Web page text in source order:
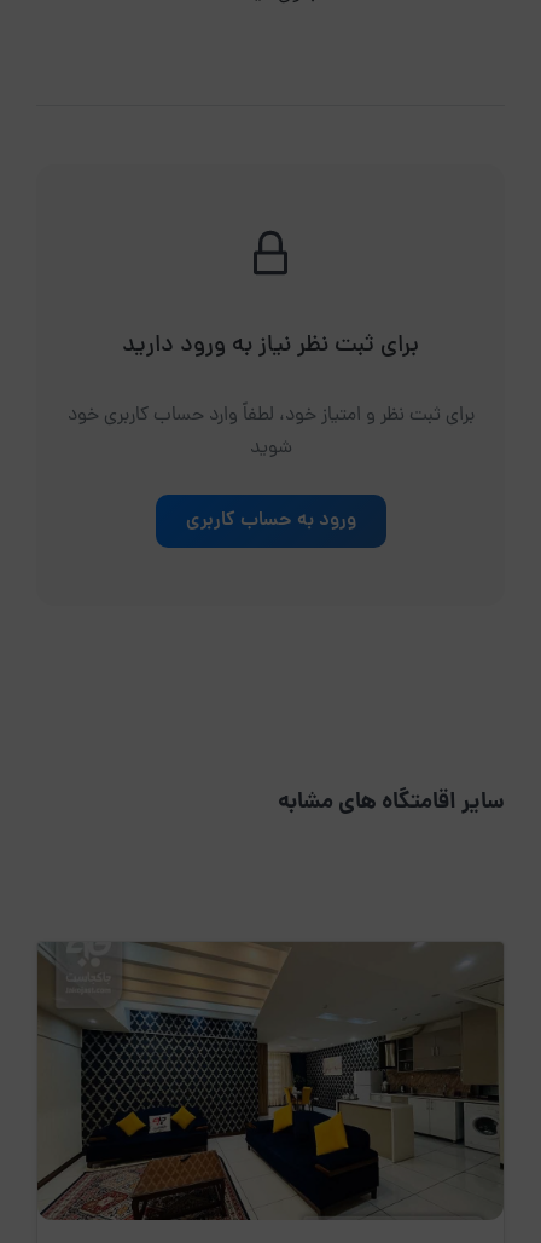
برای ثبت نظر نیاز به ورود دارید
برای ثبت نظر و امتیاز خود، لطفاً وارد حساب کاربری خود
شوید
ورود به حساب کاربری
سایر اقامتگاه های مشابه